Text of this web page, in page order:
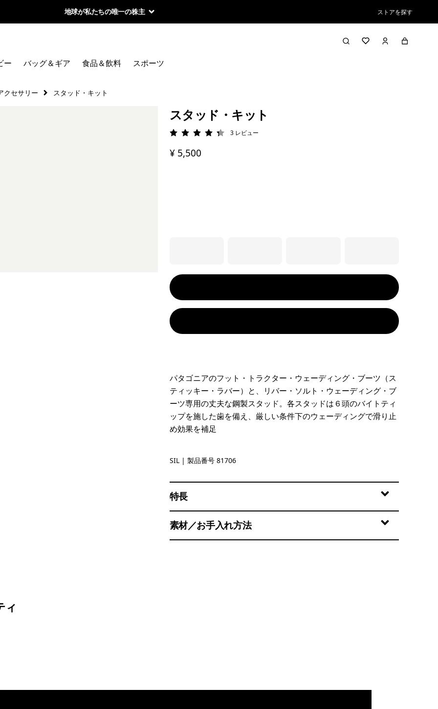
地球が私たちの唯一の株主 ストアを探す
ー バッグ＆ギア 食品＆飲料 スポーツ
クセサリー スタッド・キット
スタッド・キット
評価: 4.3 / 5
3 レビュー
¥ 5,500
パタゴニアのフット・トラクター・ウェーディング・ブーツ（ス
ティッキー・ラバー）と、リバー・ソルト・ウェーディング・ブ
ーツ専用の丈夫な鋼製スタッド。各スタッドは６頭のバイトティ
ップを施した歯を備え、厳しい条件下のウェーディングで滑り止
め効果を補足
Silver
SIL | 製品番号 81706
特長
素材／お手入れ方法
ィ